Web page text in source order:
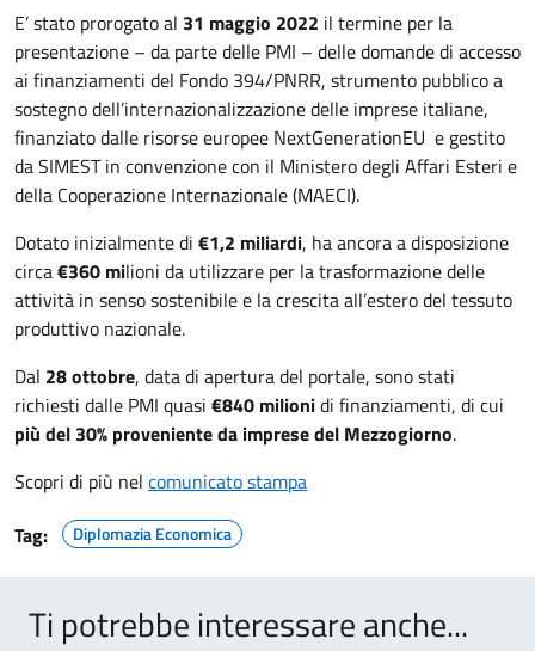
E’ stato prorogato al 31 maggio 2022 il termine per la
presentazione – da parte delle PMI – delle domande di accesso
ai finanziamenti del Fondo 394/PNRR, strumento pubblico a
sostegno dell’internazionalizzazione delle imprese italiane,
finanziato dalle risorse europee NextGenerationEU e gestito
da SIMEST in convenzione con il Ministero degli Affari Esteri e
della Cooperazione Internazionale (MAECI).
Dotato inizialmente di €1,2 miliardi, ha ancora a disposizione
circa€360 milioni da utilizzare per la trasformazione delle
attività in senso sostenibile e la crescita all’estero del tessuto
produttivo nazionale.
Dal 28 ottobre, data di apertura del portale, sono stati
richiesti dalle PMI quasi €840 milionidi finanziamenti, di cui
più del 30% proveniente da imprese del Mezzogiorno.
Scopri di più nel comunicato stampa
Tag:
Diplomazia Economica
Ti potrebbe interessare anche...